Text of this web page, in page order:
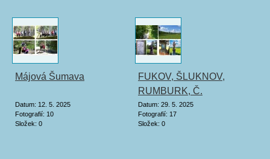
Májová Šumava
Datum: 12. 5. 2025
Fotografií: 10
Složek: 0
FUKOV, ŠLUKNOV,
RUMBURK, Č.
KAMENICE, STŘEKOV,
DUCHCOV, OSEK
Datum: 29. 5. 2025
Fotografií: 17
Složek: 0